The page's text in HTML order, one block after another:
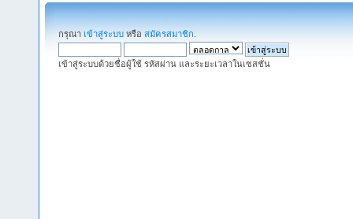
กรุณา เข้าสู่ระบบ หรือ สมัครสมาชิก
เข้าสู่ระบบด้วยชื่อผู้ใช้ รหัสผ่าน และระยะเวลาในเซสชั่น